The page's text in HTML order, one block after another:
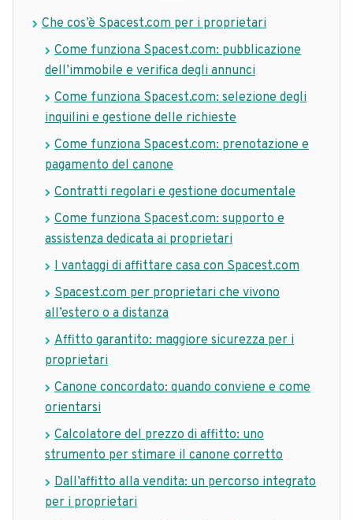
Che cos’è Spacest.com per i proprietari
Come funziona Spacest.com: pubblicazione
dell’immobile e verifica degli annunci
Come funziona Spacest.com: selezione degli
inquilini e gestione delle richieste
Come funziona Spacest.com: prenotazione e
pagamento del canone
Contratti regolari e gestione documentale
Come funziona Spacest.com: supporto e
assistenza dedicata ai proprietari
I vantaggi di affittare casa con Spacest.com
Spacest.com per proprietari che vivono
all’estero o a distanza
Affitto garantito: maggiore sicurezza per i
proprietari
Canone concordato: quando conviene e come
orientarsi
Calcolatore del prezzo di affitto: uno
strumento per stimare il canone corretto
Dall’affitto alla vendita: un percorso integrato
per i proprietari